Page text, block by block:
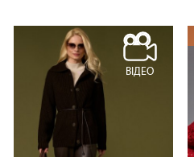
ВІДЕО